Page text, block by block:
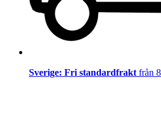
Sverige: Fri standardfrakt från